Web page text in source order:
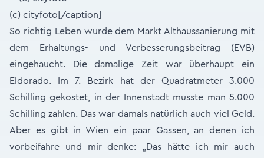
(c) cityfoto[/caption]
So richtig Leben wurde dem Markt Althaussanierung mit
dem Erhaltungs- und Verbesserungsbeitrag (EVB)
eingehaucht. Die damalige Zeit war überhaupt ein
Eldorado. Im 7. Bezirk hat der Quadratmeter 3.000
Schilling gekostet, in der Innenstadt musste man 5.000
Schilling zahlen. Das war damals natürlich auch viel Geld.
Aber es gibt in Wien ein paar Gassen, an denen ich
vorbeifahre und mir denke: „Das hätte ich mir auch